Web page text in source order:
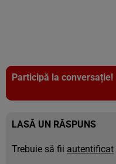
Participă la conversație!
LASĂ UN RĂSPUNS
Trebuie să fii autentificat